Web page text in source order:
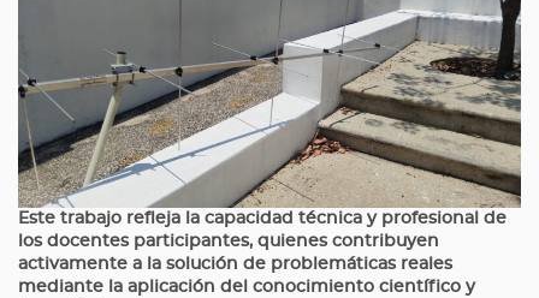
Este trabajo refleja la capacidad técnica y profesional de
los docentes participantes, quienes contribuyen
activamente a la solución de problemáticas reales
mediante la aplicación del conocimiento científico y